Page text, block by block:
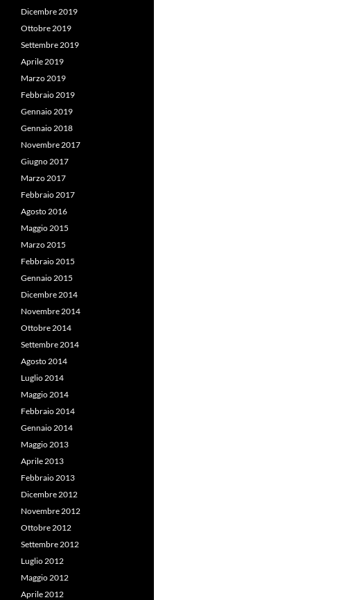
Dicembre 2019
Ottobre 2019
Settembre 2019
Aprile 2019
Marzo 2019
Febbraio 2019
Gennaio 2019
Gennaio 2018
Novembre 2017
Giugno 2017
Marzo 2017
Febbraio 2017
Agosto 2016
Maggio 2015
Marzo 2015
Febbraio 2015
Gennaio 2015
Dicembre 2014
Novembre 2014
Ottobre 2014
Settembre 2014
Agosto 2014
Luglio 2014
Maggio 2014
Febbraio 2014
Gennaio 2014
Maggio 2013
Aprile 2013
Febbraio 2013
Dicembre 2012
Novembre 2012
Ottobre 2012
Settembre 2012
Luglio 2012
Maggio 2012
Aprile 2012